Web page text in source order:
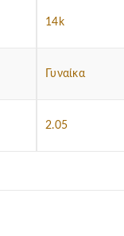
14k
Γυναίκα
2.05